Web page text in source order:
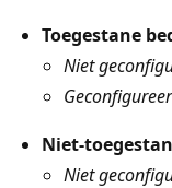
Toegestane
Niet
Niet-
Niet